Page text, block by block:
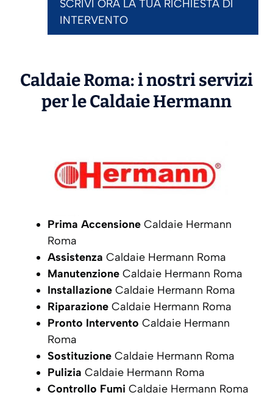
SCRIVI ORA LA TUA RICHIESTA DI
INTERVENTO
Caldaie Roma: i nostri servizi
per le CaldaieHermann
Prima Accensione Caldaie Hermann
Roma
Assistenza Caldaie Hermann Roma
Manutenzione Caldaie Hermann Roma
Installazione Caldaie Hermann Roma
Riparazione Caldaie Hermann Roma
Pronto Intervento Caldaie Hermann
Roma
Sostituzione Caldaie Hermann Roma
Pulizia Caldaie Hermann Roma
Controllo Fumi Caldaie Hermann Roma